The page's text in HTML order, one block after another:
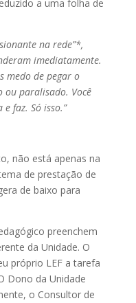
a uma folha de
na rede”*,
imediatamente.
medo de pegar o
paralisado. Você
faz. Só isso.”
não está apenas na
de prestação de
de baixo para
preenchem
da Unidade. O
próprio LEF a tarefa
Dono da Unidade
o Consultor de